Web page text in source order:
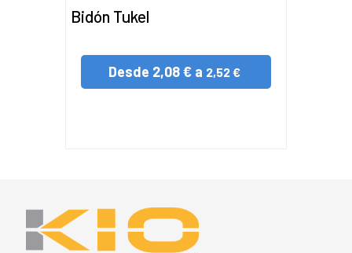
Bidón Tukel
Desde 2,08 € a 2,52 €